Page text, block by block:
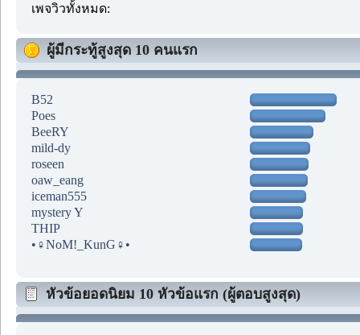
เพจวิวทั้งหมด:
ผู้มีกระทู้สูงสุด 10 คนแรก
B52
Poes
BeeRY
mild-dy
roseen
oaw_eang
iceman555
mystery Y
THIP
•♀NoM!_KunG♀•
หัวข้อยอดนิยม 10 หัวข้อแรก (ผู้ตอบสูงสุด)